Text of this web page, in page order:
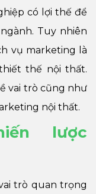
có lợi thế để
Tuy nhiên
vụ marketing là
thế nội thất.
vai trò cũng như
nội thất.
lược
trò quan trọng